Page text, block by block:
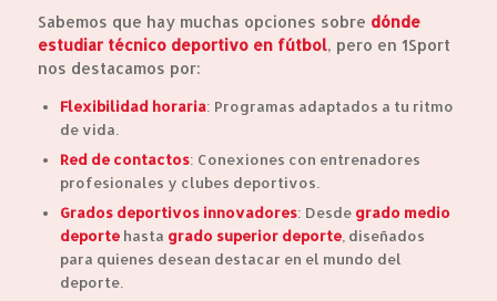
Sabemos que hay muchas opciones sobre dónde
estudiar técnico deportivo en fútbol, pero en 1Sport
nos destacamos por:
Flexibilidad horaria: Programas adaptados a tu ritmo
de vida.
Red de contactos: Conexiones con entrenadores
profesionales y clubes deportivos.
Grados deportivos innovadores: Desde grado medio
deportehasta grado superior deporte, diseñados
para quienes desean destacar en el mundo del
deporte.